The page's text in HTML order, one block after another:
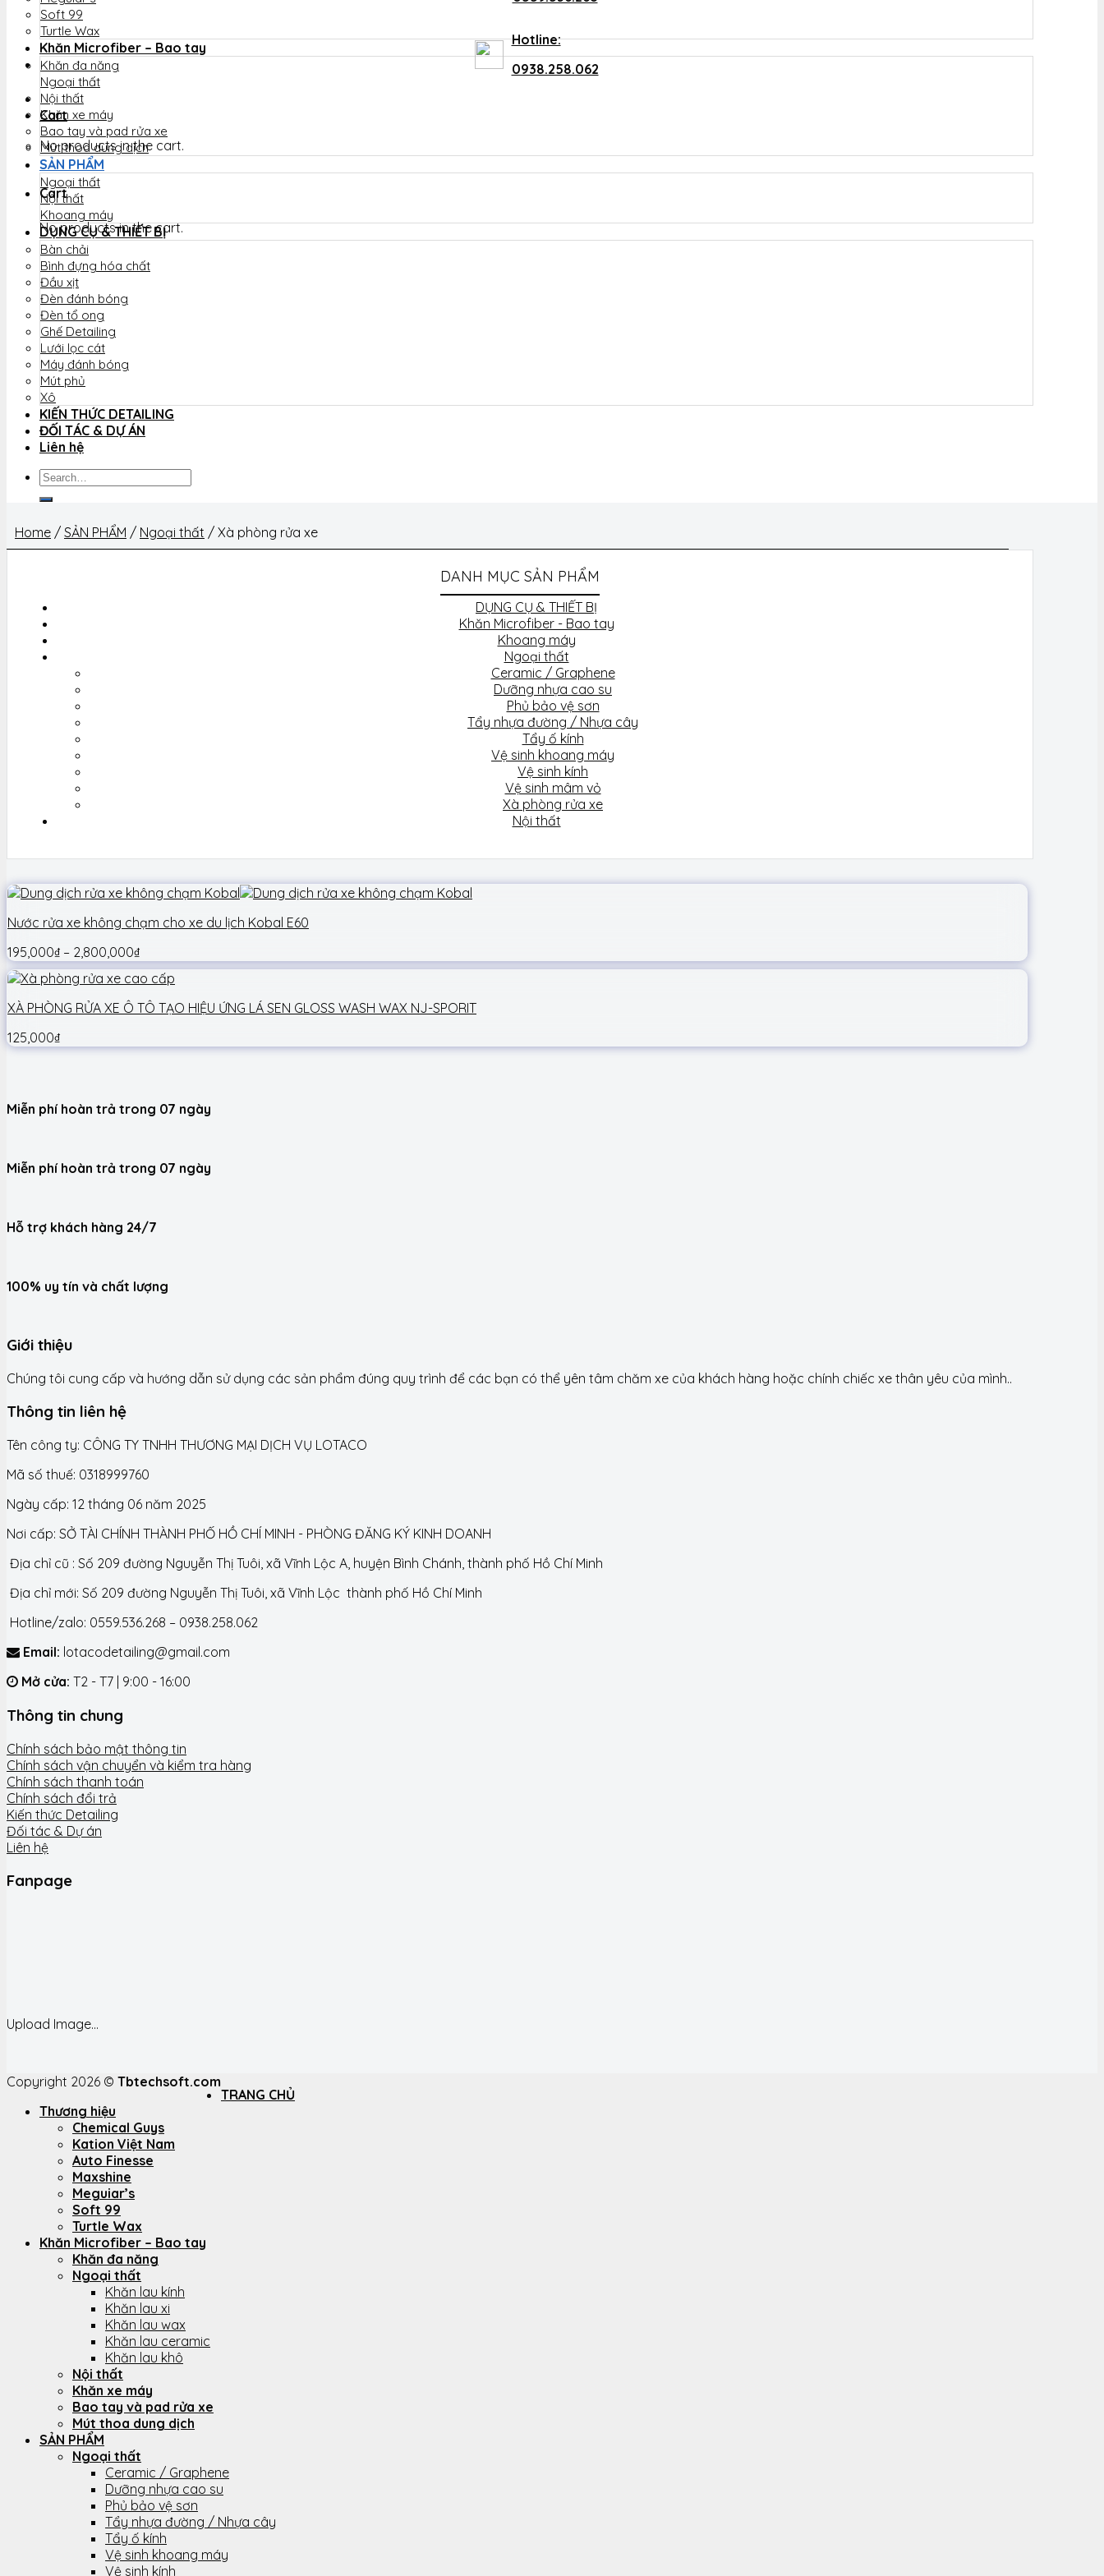
Hotline:
0938.258.062
Cart
No products in the cart.
Cart
No products in the cart.
Soft 99
Turtle Wax
Khăn Microfiber – Bao tay
Khăn đa năng
Ngoại thất
Nội thất
Khăn xe máy
Bao tay và pad rửa xe
Mút thoa dung dịch
SẢN PHẨM
Ngoại thất
Nội thất
Khoang máy
DỤNG CỤ & THIẾT BỊ
Bàn chải
Bình đựng hóa chất
Đầu xịt
Đèn đánh bóng
Đèn tổ ong
Ghế Detailing
Lưới lọc cát
Máy đánh bóng
Mút phủ
Xô
KIẾN THỨC DETAILING
ĐỐI TÁC & DỰ ÁN
Liên hệ
Search
Home / SẢN PHẨM / Ngoại thất / Xà phòng rửa xe
DANH MỤC SẢN PHẨM
DỤNG CỤ & THIẾT BỊ
Khăn Microfiber - Bao tay
Khoang máy
Ngoại thất
Ceramic / Graphene
Dưỡng nhựa cao su
Phủ bảo vệ sơn
Tẩy nhựa đường / Nhựa cây
Tẩy ố kính
Vệ sinh khoang máy
Vệ sinh kính
Vệ sinh mâm vỏ
Xà phòng rửa xe
Nội thất
Nước rửa xe không chạm cho xe du lịch Kobal E60
195,000₫ – 2,800,000₫
XÀ PHÒNG RỬA XE Ô TÔ TẠO HIỆU ỨNG LÁ SEN GLOSS WASH WAX NJ-SPORIT
125,000₫
Miễn phí hoàn trả trong 07 ngày
Miễn phí hoàn trả trong 07 ngày
Hỗ trợ khách hàng 24/7
100% uy tín và chất lượng
Giới thiệu
Chúng tôi cung cấp và hướng dẫn sử dụng các sản phẩm đúng quy trình để các bạn có thể yên tâm chăm xe của khách hàng hoặc chính chiếc xe thân yêu của mình..
Thông tin liên hệ
Tên công ty: CÔNG TY TNHH THƯƠNG MẠI DỊCH VỤ LOTACO
Mã số thuế: 0318999760
Ngày cấp: 12 tháng 06 năm 2025
Nơi cấp: SỞ TÀI CHÍNH THÀNH PHỐ HỒ CHÍ MINH - PHÒNG ĐĂNG KÝ KINH DOANH
Địa chỉ cũ : Số 209 đường Nguyễn Thị Tuôi, xã Vĩnh Lộc A, huyện Bình Chánh, thành phố Hồ Chí Minh
Địa chỉ mới: Số 209 đường Nguyễn Thị Tuôi, xã Vĩnh Lộc thành phố Hồ Chí Minh
Hotline/zalo: 0559.536.268 – 0938.258.062
Email: lotacodetailing@gmail.com
Mở cửa: T2 - T7 | 9:00 - 16:00
Thông tin chung
Chính sách bảo mật thông tin
Chính sách vận chuyển và kiểm tra hàng
Chính sách thanh toán
Chính sách đổi trả
Kiến thức Detailing
Đối tác & Dự án
Liên hệ
Fanpage
Upload Image...
Copyright 2026 © Tbtechsoft.com
TRANG CHỦ
Thương hiệu
Chemical Guys
Kation Việt Nam
Auto Finesse
Maxshine
Meguiar’s
Soft 99
Turtle Wax
Khăn Microfiber – Bao tay
Khăn đa năng
Ngoại thất
Khăn lau kính
Khăn lau xi
Khăn lau wax
Khăn lau ceramic
Khăn lau khô
Nội thất
Khăn xe máy
Bao tay và pad rửa xe
Mút thoa dung dịch
SẢN PHẨM
Ngoại thất
Ceramic / Graphene
Dưỡng nhựa cao su
Phủ bảo vệ sơn
Tẩy nhựa đường / Nhựa cây
Tẩy ố kính
Vệ sinh khoang máy
Vệ sinh kính